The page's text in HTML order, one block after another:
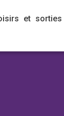
et sorties